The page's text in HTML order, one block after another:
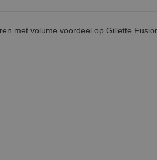
met volume voordeel op Gillette